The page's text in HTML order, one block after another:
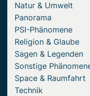
Natur & Umwelt
Panorama
PSI-Phänomene
Religion & Glaube
Sagen & Legenden
Sonstige
Space & Raumfahrt
Technik